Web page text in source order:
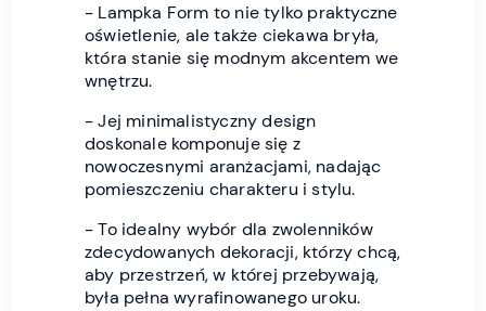
- Lampka Form to nie tylko praktyczne
oświetlenie, ale także ciekawa bryła,
która stanie się modnym akcentem we
wnętrzu.
- Jej minimalistyczny design
doskonale komponuje się z
nowoczesnymi aranżacjami, nadając
pomieszczeniu charakteru i stylu.
- To idealny wybór dla zwolenników
zdecydowanych dekoracji, którzy chcą,
aby przestrzeń, w której przebywają,
była pełna wyrafinowanego uroku.